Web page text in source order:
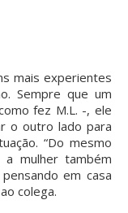
mais experientes
Sempre que um
fez M.L. -, ele
o outro lado para
“Do mesmo
mulher também
em casa
colega.